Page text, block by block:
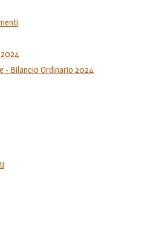
- Bilancio Ordinario 2024